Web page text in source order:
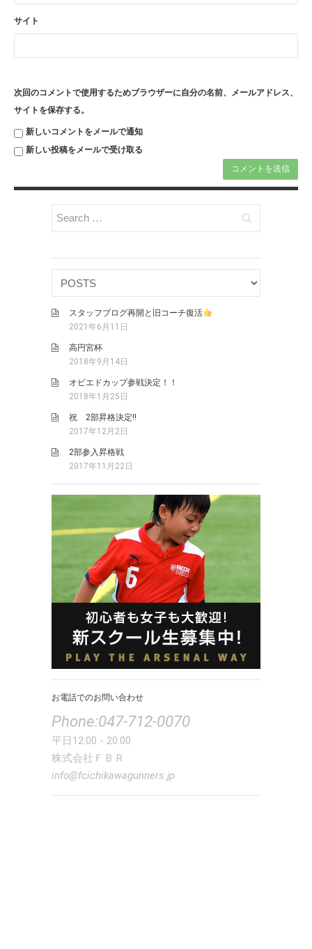
サイト
次回のコメントで使用するためブラウザーに自分の名前、メールアドレス、
サイトを保存する。
新しいコメントをメールで通知
新しい投稿をメールで受け取る
スタッフブログ再開と旧コーチ復活
2021年6月11日
高円宮杯
2018年9月14日
オビエドカップ参戦決定！！
2018年1月25日
祝 2部昇格決定!!
2017年12月2日
2部参入昇格戦
2017年11月22日
お電話でのお問い合わせ
Phone:047-712-0070
平日12:00 - 20:00
株式会社ＦＢＲ
info@fcichikawagunners.jp